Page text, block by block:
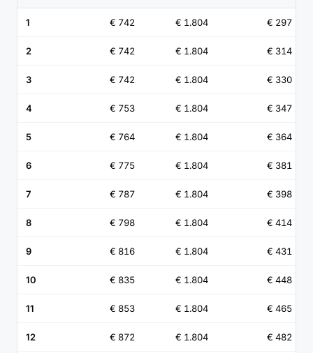
1 € 742 € 1.804 € 297
2 € 742 € 1.804 € 314
3 € 742 € 1.804 € 330
4 € 753 € 1.804 € 347
5 € 764 € 1.804 € 364
6 € 775 € 1.804 € 381
7 € 787 € 1.804 € 398
8 € 798 € 1.804 € 414
9 € 816 € 1.804 € 431
10 € 835 € 1.804 € 448
11 € 853 € 1.804 € 465
12 € 872 € 1.804 € 482